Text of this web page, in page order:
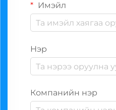
Имэйл
Нэр
Компанийн нэр